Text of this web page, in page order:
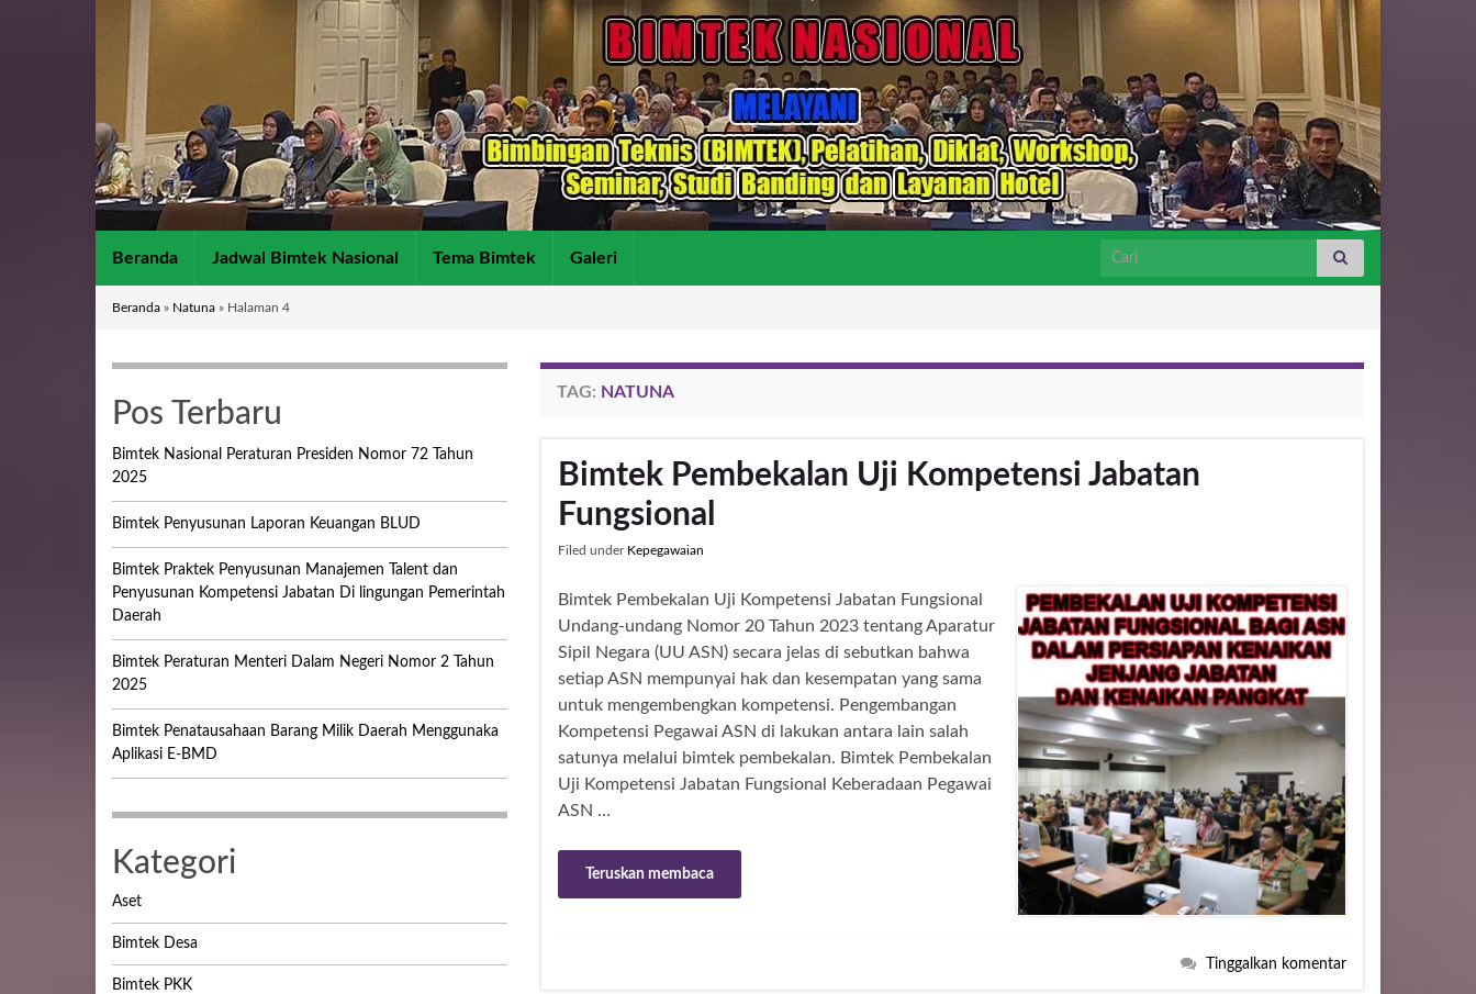
Beranda Jadwal Bimtek Nasional Tema Bimtek Galeri Search for:
Beranda » Natuna » Halaman 4
TAG: NATUNA
Bimtek Pembekalan Uji Kompetensi Jabatan
Fungsional
Filed under Kepegawaian
Bimtek Pembekalan Uji Kompetensi Jabatan Fungsional
Undang-undang Nomor 20 Tahun 2023 tentang Aparatur
Sipil Negara (UU ASN) secara jelas di sebutkan bahwa
setiap ASN mempunyai hak dan kesempatan yang sama
untuk mengembengkan kompetensi. Pengembangan
Kompetensi Pegawai ASN di lakukan antara lain salah
satunya melalui bimtek pembekalan. Bimtek Pembekalan
Uji Kompetensi Jabatan Fungsional Keberadaan Pegawai
ASN …
Teruskan membaca
Tinggalkan komentar
Pos Terbaru
Bimtek Nasional Peraturan Presiden Nomor 72 Tahun
2025
Bimtek Penyusunan Laporan Keuangan BLUD
Bimtek Praktek Penyusunan Manajemen Talent dan
Penyusunan Kompetensi Jabatan Di lingungan Pemerintah
Daerah
Bimtek Peraturan Menteri Dalam Negeri Nomor 2 Tahun
2025
Bimtek Penatausahaan Barang Milik Daerah Menggunaka
Aplikasi E-BMD
Kategori
Aset
Bimtek Desa
Bimtek PKK